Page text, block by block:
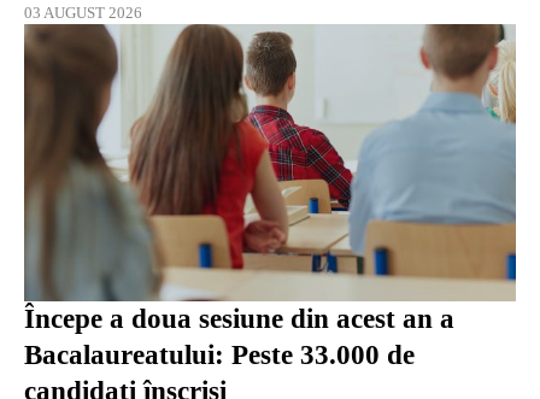
03 AUGUST 2026
Începe a doua sesiune din acest an a
Bacalaureatului: Peste 33.000 de
candidaţi înscrişi